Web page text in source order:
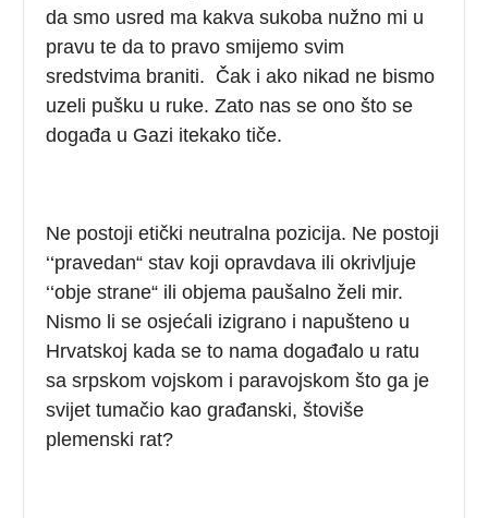
da smo usred ma kakva sukoba nužno mi u
pravu te da to pravo smijemo svim
sredstvima braniti. Čak i ako nikad ne bismo
uzeli pušku u ruke. Zato nas se ono što se
događa u Gazi itekako tiče.
Ne postoji etički neutralna pozicija. Ne postoji
‘‘pravedan“ stav koji opravdava ili okrivljuje
‘‘obje strane“ ili objema paušalno želi mir.
Nismo li se osjećali izigrano i napušteno u
Hrvatskoj kada se to nama događalo u ratu
sa srpskom vojskom i paravojskom što ga je
svijet tumačio kao građanski, štoviše
plemenski rat?